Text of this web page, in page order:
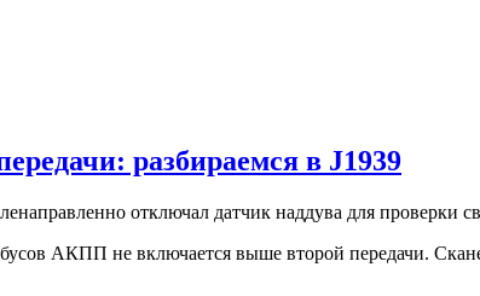
разбираемся в J1939
отключал датчик наддува для проверки
АКПП не включается выше второй передачи.